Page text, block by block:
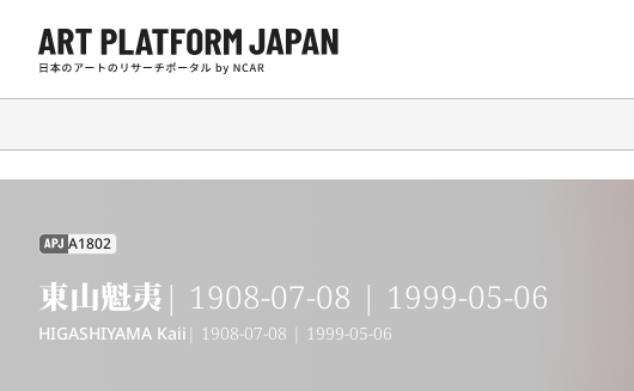
APJ A1802
東山魁夷 | 1908-07-08 | 1999-05-06
HIGASHIYAMA Kaii | 1908-07-08 | 1999-05-06